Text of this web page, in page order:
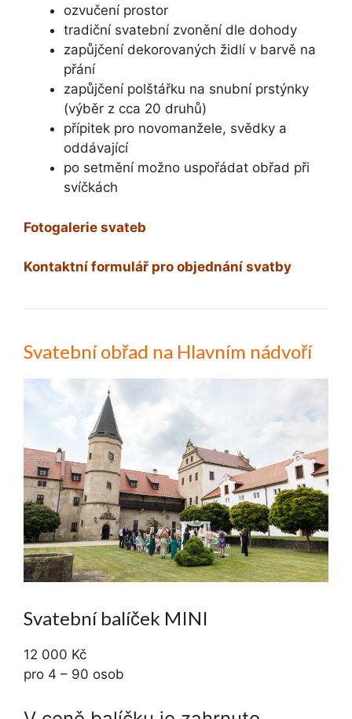
ozvučení prostor
tradiční svatební zvonění dle dohody
zapůjčení dekorovaných židlí v barvě na
přání
zapůjčení polštářku na snubní prstýnky
(výběr z cca 20 druhů)
přípitek pro novomanžele, svědky a
oddávající
po setmění možno uspořádat obřad při
svíčkách
Fotogalerie svateb
Kontaktní formulář pro objednání svatby
Svatební obřad na Hlavním nádvoří
Svatební balíček MINI
12 000 Kč
pro 4 – 90 osob